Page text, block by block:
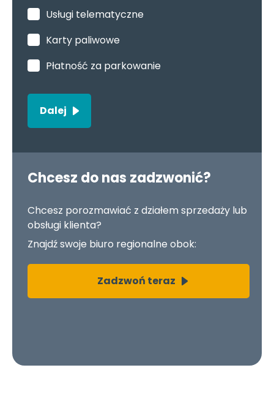
Usługi telematyczne
Karty paliwowe
Płatność za parkowanie
Dalej
Chcesz do nas zadzwonić?
Chcesz porozmawiać z działem sprzedaży lub
obsługi klienta?
Znajdź swoje biuro regionalne obok:
Zadzwoń teraz